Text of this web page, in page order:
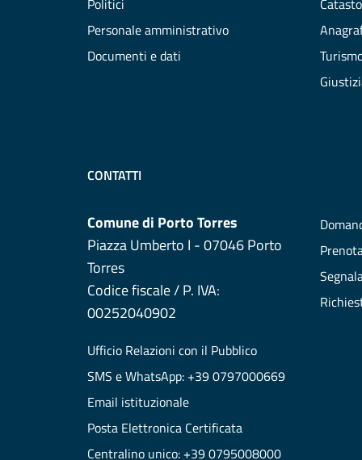
Politici
Personale amministrativo
Documenti e dati
CONTATTI
Comune di Porto Torres
Piazza Umberto I - 07046 Porto
Torres
Codice fiscale / P. IVA:
00252040902
Ufficio Relazioni con il Pubblico
SMS e WhatsApp: +39 0797000669
Email istituzionale
Posta Elettronica Certificata
Centralino unico: +39 0795008000